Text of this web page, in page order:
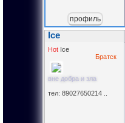
профиль
Ice
Hot Ice
Братск
вне добра и зла
тел: 89027650214 ..